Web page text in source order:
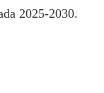
2025-2030.